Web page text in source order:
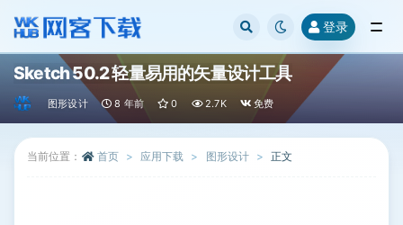
登录
Sketch 50.2 轻量易用的矢量设计工具
图形设计 8 年前 0 2.7K 免费
当前位置： 首页 应用下载 图形设计 正文
全部